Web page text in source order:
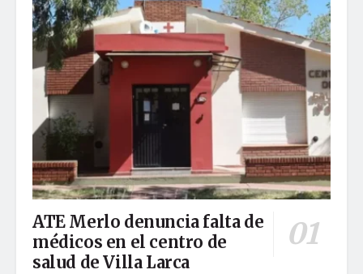
ATE Merlo denuncia falta de
médicos en el centro de
salud de Villa Larca